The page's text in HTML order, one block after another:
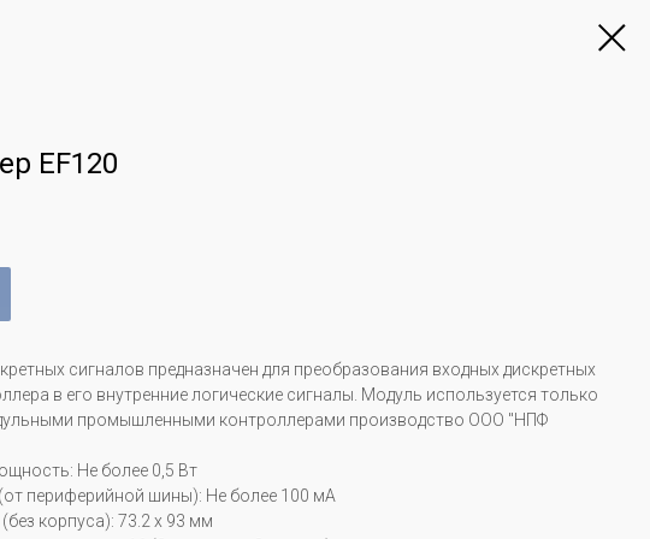
EF120
сигналов предназначен для преобразования входных дискретных
в его внутренние логические сигналы. Модуль используется только
промышленными контроллерами производство ООО "НПФ
Не более 0,5 Вт
(от периферийной шины): Не более 100 мА
корпуса): 73.2 x 93 мм